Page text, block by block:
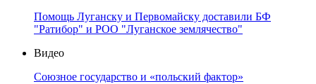
Помощь Луганску и Первомайску доставили БФ
"Ратибор" и РОО "Луганское землячество"
Видео
Союзное государство и «польский фактор»